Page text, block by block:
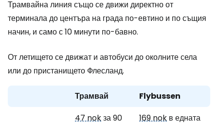
Трамвайна линия също се движи директно от
терминала до центъра на града по-евтино и по същия
начин, и само с 10 минути по-бавно.
От летището се движат и автобуси до околните села
или до пристанището Флесланд.
Трамвай Flybussen
47 nokза 90
169 nok в едната